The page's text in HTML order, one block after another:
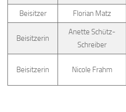
Beisitzer Florian Matz
Beisitzerin
Anette Schütz-
Schreiber
Beisitzerin Nicole Frahm